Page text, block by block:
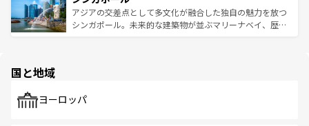
が待っている。親しみやすいタイの人々、仏教を中心とし
た文化、そして多様な観光資源が、訪れる旅人を魅了し続
ており、効率よく見どころを回れるのも魅力。息をのむよ
うな絶景から文化的な体験まで、香港を存分に楽しみ尽く
アジアの交差点として多文化が融合した独自の魅力を放つ
シンガポール。未来的な建築物が並ぶマリーナベイ、歴史
で、ホーカーズは地元の風情を楽しめる外せないスポット
国と地域
ヨーロッパ